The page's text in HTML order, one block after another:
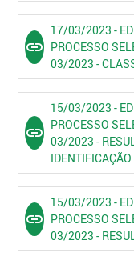
link
17/03/2023 -
PROCESSO
03/2023 -
link
15/03/2023 -
PROCESSO
03/2023 -
IDENTIFICAÇÃO
link
15/03/2023 -
PROCESSO
03/2023 -